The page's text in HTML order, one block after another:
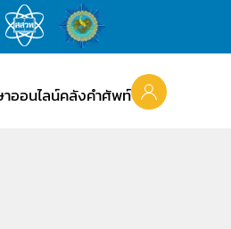
ออนไลน์คลังคำศัพท์